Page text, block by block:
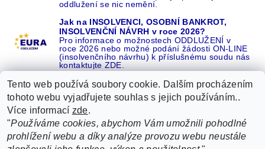
oddlužení se nic nemění.
Jak na INSOLVENCI, OSOBNÍ BANKROT,
INSOLVENČNÍ NÁVRH v roce 2026?
Pro informace o možnostech ODDLUŽENÍ v
roce 2026 nebo možné podání žádosti ON-LINE
(insolvenčního návrhu) k příslušnému soudu nás
kontaktujte ZDE.
Recenze o NÁS na GOOGLE 16 let REFERENCÍ v celé ČR |
Recenze o NÁS na SEZNAMU |
ŽÁDEJTE život BEZ DLUHŮ nebo EXEKUCÍ ZDE
Tento web používá soubory cookie. Dalším procházením
tohoto webu vyjadřujete souhlas s jejich používáním..
Více informací zde.
"Používáme cookies, abychom Vám umožnili pohodlné
prohlížení webu a díky analýze provozu webu neustále